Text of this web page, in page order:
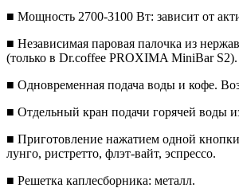
■ Мощность 2700-3100 Вт: зависит от
■ Независимая паровая палочка из
(только в Dr.coffee PROXIMA MiniBar S2).
■ Одновременная подача воды и кофе.
■ Отдельный кран подачи горячей воды
■ Приготовление нажатием одной
лунго, ристретто, флэт-вайт, эспрессо.
■ Решетка каплесборника: металл.